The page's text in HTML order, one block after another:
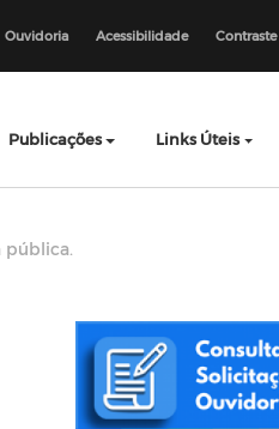
Ouvidoria Acessibilidade Contraste
Publicações Links Úteis
pública.